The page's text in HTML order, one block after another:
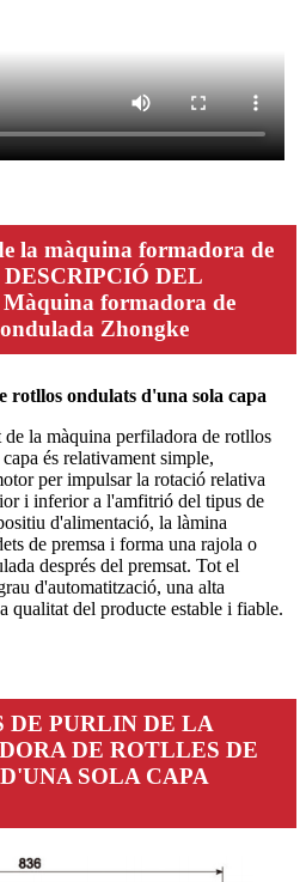
la màquina formadora de
DESCRIPCIÓ DEL
formadora de
Zhongke
ondulats d'una sola capa
la màquina perfiladora de rotllos
és relativament simple,
per impulsar la rotació relativa
i inferior a l'amfitrió del tipus de
d'alimentació, la làmina
de premsa i forma una rajola o
després del premsat. Tot el
d'automatització, una alta
qualitat del producte estable i fiable.
DE PURLIN DE LA
DE ROTLLES DE
SOLA CAPA